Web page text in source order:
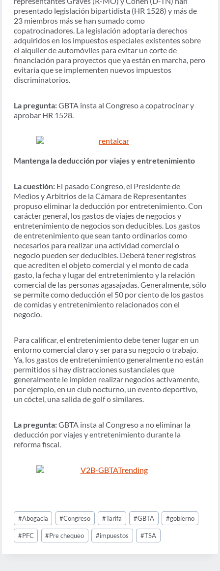
presentado legislación bipartidista (HR 1528) y más de
23 miembros más se han sumado como
copatrocinadores. La legislación adoptaría derechos
adquiridos en los impuestos especiales existentes sobre
el alquiler de automóviles para evitar un corte de
financiación para proyectos que ya están en marcha, pero
evitaría que se implementen nuevos impuestos
discriminatorios.
La pregunta:GBTA insta al Congreso a copatrocinar y
aprobar HR 1528.
Mantenga la deducción por viajes y entretenimiento
La cuestión: El pasado Congreso, el Presidente de
Medios y Arbitrios de la Cámara de Representantes
propuso eliminar la deducción por entretenimiento. Con
carácter general, los gastos de viajes de negocios y
entretenimiento de negocios son deducibles. Los gastos
de entretenimiento que sean tanto ordinarios como
necesarios para realizar una actividad comercial o
negocio pueden ser deducibles. Deberá tener registros
que acrediten el objeto comercial y el monto de cada
gasto, la fecha y lugar del entretenimiento y la relación
comercial de las personas agasajadas. Generalmente, sólo
se permite como deducción el 50 por ciento de los gastos
de comidas y entretenimiento relacionados con el
negocio.
Para calificar, el entretenimiento debe tener lugar en un
entorno comercial claro y ser para su negocio o trabajo.
Ya, los gastos de entretenimiento generalmente no están
permitidos si hay distracciones sustanciales que
generalmente le impiden realizar negocios activamente,
por ejemplo, en un club nocturno, un evento deportivo,
un cóctel, una salida de golf o similares.
La pregunta:GBTA insta al Congreso a no eliminar la
deducción por viajes y entretenimiento durante la
reforma fiscal.
Post
Tags:
#Abogacía #Congreso #Tarifa #GBTA #gobierno
#PFC #Pre chequeo #impuestos #TSA